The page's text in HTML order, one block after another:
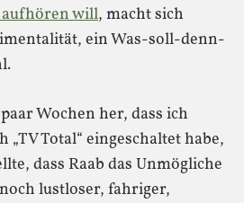
will, macht sich
ein Was-soll-denn-
Wochen her, dass ich
Total“ eingeschaltet habe,
dass Raab das Unmögliche
lustloser, fahriger,